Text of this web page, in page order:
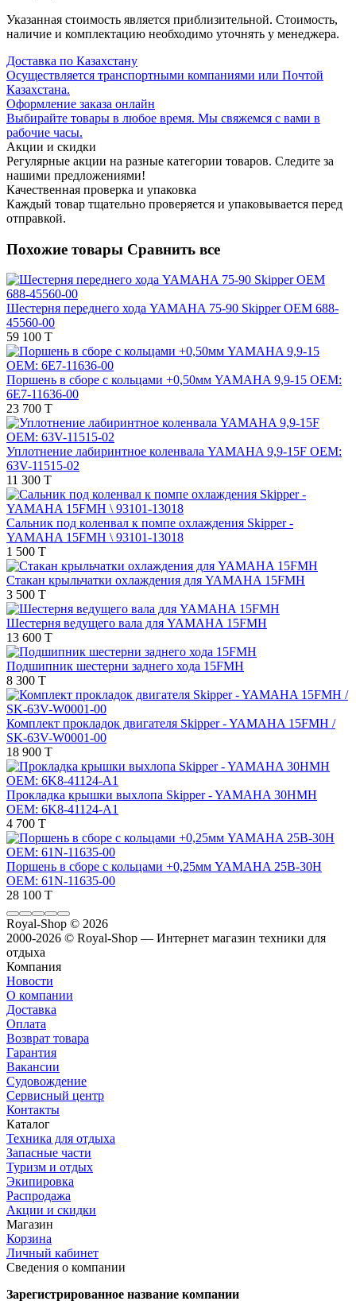
Указанная стоимость является приблизительной. Стоимость,
наличие и комплектацию необходимо уточнять у менеджера.
Доставка по Казахстану
Осуществляется транспортными компаниями или Почтой
Казахстана.
Оформление заказа онлайн
Выбирайте товары в любое время. Мы свяжемся с вами в
рабочие часы.
Акции и скидки
Регулярные акции на разные категории товаров. Следите за
нашими предложениями!
Качественная проверка и упаковка
Каждый товар тщательно проверяется и упаковывается перед
отправкой.
Похожие товары Сравнить все
Шестерня переднего хода YAMAHA 75-90 Skipper OEM 688-
45560-00
59 100 T
Поршень в сборе с кольцами +0,50мм YAMAHA 9,9-15 OEM:
6E7-11636-00
23 700 T
Уплотнение лабиринтное коленвала YAMAHA 9,9-15F OEM:
63V-11515-02
11 300 T
Сальник под коленвал к помпе охлаждения Skipper -
YAMAHA 15FMH \ 93101-13018
1 500 T
Стакан крыльчатки охлаждения для YAMAHA 15FMH
3 500 T
Шестерня ведущего вала для YAMAHA 15FMH
13 600 T
Подшипник шестерни заднего хода 15FMH
8 300 T
Комплект прокладок двигателя Skipper - YAMAHA 15FMH /
SK-63V-W0001-00
18 900 T
Прокладка крышки выхлопа Skipper - YAMAHA 30HMH
OEM: 6K8-41124-A1
4 700 T
Поршень в сборе с кольцами +0,25мм YAMAHA 25B-30H
OEM: 61N-11635-00
28 100 T
Royal-Shop © 2026
2000-2026 © Royal-Shop — Интернет магазин техники для
отдыха
Компания
Новости
О компании
Доставка
Оплата
Возврат товара
Гарантия
Вакансии
Судовождение
Сервисный центр
Контакты
Каталог
Техника для отдыха
Запасные части
Туризм и отдых
Экипировка
Распродажа
Акции и скидки
Магазин
Корзина
Личный кабинет
Сведения о компании
Зарегистрированное название компании